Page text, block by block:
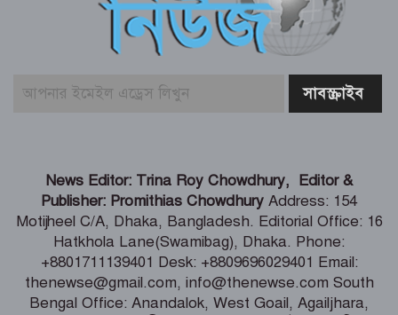
শেখ হাসিনা কি বেঁচে আছেন, না কি মারা
গেছেন- রাশেদ খাঁন
শেখ হাসিনা দেশে ফিরে আসুক, গণহত্যার
দায় নিয়ে কারাগারে যাক – আইনমন্ত্রী
বিএনপির উদ্যোগে সবুজ বেনাপোলের
প্রত্যয়ে পঞ্চম দিনের বৃক্ষরোপণ
কক্সবাজারের সমুদ্রসম্পদ, ব্লু ইকোনমি
সম্ভাবনাকে কাজে লাগাতে সরকার বিভিন্ন
পরিকল্পনা নিয়েছে – স্বরাষ্ট্রমন্ত্রী
News Editor: Trina Roy Chowdhury, Editor &
Publisher: Promithias Chowdhury Address: 154
Motijheel C/A, Dhaka, Bangladesh. Editorial Office: 16
Hatkhola Lane(Swamibag), Dhaka. Phone:
+8801711139401 Desk: +8809696029401 Email:
thenewse@gmail.com, info@thenewse.com South
Bengal Office: Anandalok, West Goail, Agailjhara,